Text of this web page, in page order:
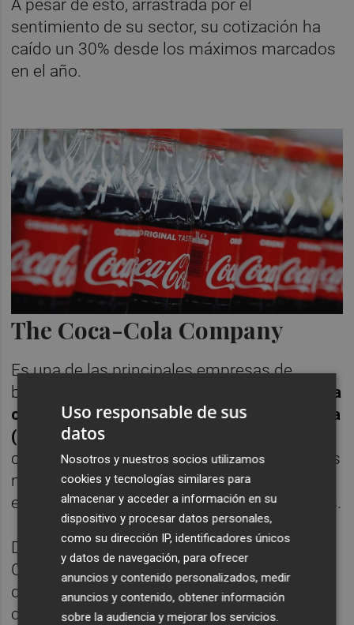
A pesar de esto, arrastrada por el
sentimiento de su sector, su cotización ha
caído un 30% desde los máximos marcados
en el año.
The Coca-Cola Company
Es una de las principales empresas de
bebidas a nivel mundial.
Fundada en 1886, la
compañía es conocida por su icónica bebida
(Coca-Cola), pero también produce y
comercializa una amplia variedad de bebidas
no alcohólicas, incluyendo refrescos, aguas
embotelladas, jugos, té y bebidas deportivas.
De nuevo, la ventaja competitiva de Coca
Cola es la notoriedad de su marca
Después
de ella, solo está Pepsi y el resto de
competidores son minoritarios. Se trata de
Uso responsable de sus
datos
Nosotros y nuestros socios utilizamos
cookies y tecnologías similares para
almacenar y acceder a información en su
dispositivo y procesar datos personales,
como su dirección IP, identificadores únicos
y datos de navegación, para ofrecer
anuncios y contenido personalizados, medir
anuncios y contenido, obtener información
sobre la audiencia y mejorar los servicios.